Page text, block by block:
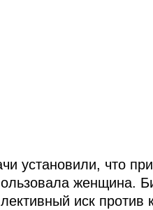
установили, что
женщина.
иск